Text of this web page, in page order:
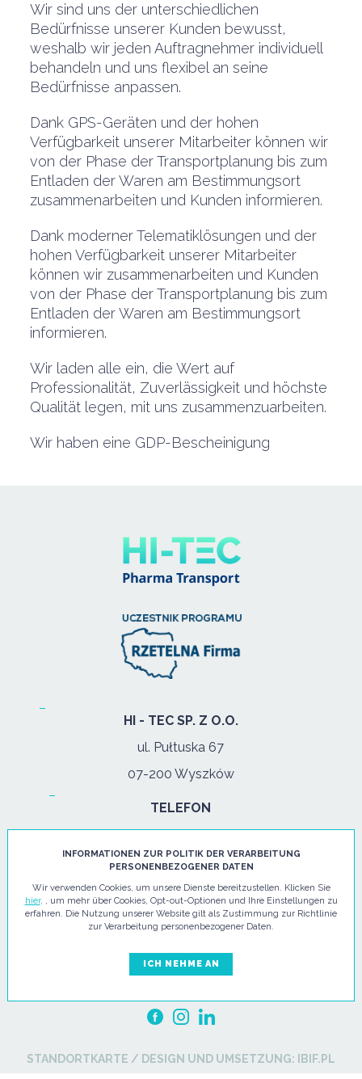
Wir sind uns der unterschiedlichen
Bedürfnisse unserer Kunden bewusst,
weshalb wir jeden Auftragnehmer individuell
behandeln und uns flexibel an seine
Bedürfnisse anpassen.
Dank GPS-Geräten und der hohen
Verfügbarkeit unserer Mitarbeiter können wir
von der Phase der Transportplanung bis zum
Entladen der Waren am Bestimmungsort
zusammenarbeiten und Kunden informieren.
Dank moderner Telematiklösungen und der
hohen Verfügbarkeit unserer Mitarbeiter
können wir zusammenarbeiten und Kunden
von der Phase der Transportplanung bis zum
Entladen der Waren am Bestimmungsort
informieren.
Wir laden alle ein, die Wert auf
Professionalität, Zuverlässigkeit und höchste
Qualität legen, mit uns zusammenzuarbeiten.
Wir haben eine GDP-Bescheinigung
HI - TEC SP. Z O.O.
ul. Pułtuska 67
07-200 Wyszków
TELEFON
tel:+48 29 743 08 80
mob:+48 502 702 472
Mo. - Fr: 08:00-17:00
info@hi-tec24.pl
STANDORTKARTE / DESIGN UND UMSETZUNG: IBIF.PL
INFORMATIONEN ZUR POLITIK DER VERARBEITUNG
PERSONENBEZOGENER DATEN
Wir verwenden Cookies, um unsere Dienste bereitzustellen. Klicken Sie
hier. , um mehr über Cookies, Opt-out-Optionen und Ihre Einstellungen zu
erfahren. Die Nutzung unserer Website gilt als Zustimmung zur Richtlinie
zur Verarbeitung personenbezogener Daten.
ICH NEHME AN